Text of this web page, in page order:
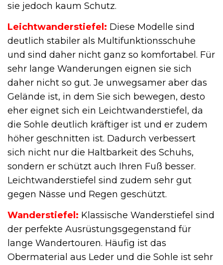
sie jedoch kaum Schutz.
Leichtwanderstiefel: Diese Modelle sind
deutlich stabiler als Multifunktionsschuhe
und sind daher nicht ganz so komfortabel. Für
sehr lange Wanderungen eignen sie sich
daher nicht so gut. Je unwegsamer aber das
Gelände ist, in dem Sie sich bewegen, desto
eher eignet sich ein Leichtwanderstiefel, da
die Sohle deutlich kräftiger ist und er zudem
höher geschnitten ist. Dadurch verbessert
sich nicht nur die Haltbarkeit des Schuhs,
sondern er schützt auch Ihren Fuß besser.
Leichtwanderstiefel sind zudem sehr gut
gegen Nässe und Regen geschützt.
Wanderstiefel: Klassische Wanderstiefel sind
der perfekte Ausrüstungsgegenstand für
lange Wandertouren. Häufig ist das
Obermaterial aus Leder und die Sohle ist sehr